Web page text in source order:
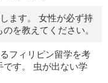
ます。 女性が必ず持
を教えてください。
フィリピン留学を考
です。 虫が出ない学